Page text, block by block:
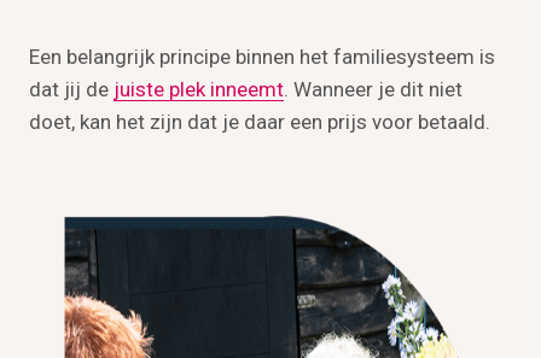
Een belangrijk principe binnen het familiesysteem is
dat jij de juiste plek inneemt. Wanneer je dit niet
doet, kan het zijn dat je daar een prijs voor betaald.